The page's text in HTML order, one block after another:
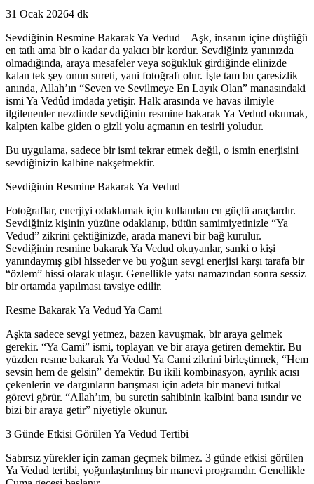
31 Ocak 20264 dk
Sevdiğinin Resmine Bakarak Ya Vedud – Aşk, insanın içine düştüğü
en tatlı ama bir o kadar da yakıcı bir kordur. Sevdiğiniz yanınızda
olmadığında, araya mesafeler veya soğukluk girdiğinde elinizde
kalan tek şey onun sureti, yani fotoğrafı olur. İşte tam bu çaresizlik
anında, Allah’ın “Seven ve Sevilmeye En Layık Olan” manasındaki
ismi Ya Vedûd imdada yetişir. Halk arasında ve havas ilmiyle
ilgilenenler nezdinde sevdiğinin resmine bakarak Ya Vedud okumak,
kalpten kalbe giden o gizli yolu açmanın en tesirli yoludur.
Bu uygulama, sadece bir ismi tekrar etmek değil, o ismin enerjisini
sevdiğinizin kalbine nakşetmektir.
Sevdiğinin Resmine Bakarak Ya Vedud
Fotoğraflar, enerjiyi odaklamak için kullanılan en güçlü araçlardır.
Sevdiğiniz kişinin yüzüne odaklanıp, bütün samimiyetinizle “Ya
Vedud” zikrini çektiğinizde, arada manevi bir bağ kurulur.
Sevdiğinin resmine bakarak Ya Vedud okuyanlar, sanki o kişi
yanındaymış gibi hisseder ve bu yoğun sevgi enerjisi karşı tarafa bir
“özlem” hissi olarak ulaşır. Genellikle yatsı namazından sonra sessiz
bir ortamda yapılması tavsiye edilir.
Resme Bakarak Ya Vedud Ya Cami
Aşkta sadece sevgi yetmez, bazen kavuşmak, bir araya gelmek
gerekir. “Ya Cami” ismi, toplayan ve bir araya getiren demektir. Bu
yüzden resme bakarak Ya Vedud Ya Cami zikrini birleştirmek, “Hem
sevsin hem de gelsin” demektir. Bu ikili kombinasyon, ayrılık acısı
çekenlerin ve dargınların barışması için adeta bir manevi tutkal
görevi görür. “Allah’ım, bu suretin sahibinin kalbini bana ısındır ve
bizi bir araya getir” niyetiyle okunur.
3 Günde Etkisi Görülen Ya Vedud Tertibi
Sabırsız yürekler için zaman geçmek bilmez. 3 günde etkisi görülen
Ya Vedud tertibi, yoğunlaştırılmış bir manevi programdır. Genellikle